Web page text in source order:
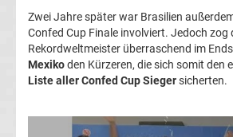
Pokalsieger
Gewinner
Zwei Jahre später war Brasilien
Confed Cup Finale involviert. Jedoch zog
Rekordweltmeister überraschend im
Mexikoden Kürzeren, die sich somit den
Liste aller Confed Cup Siegersicherten.